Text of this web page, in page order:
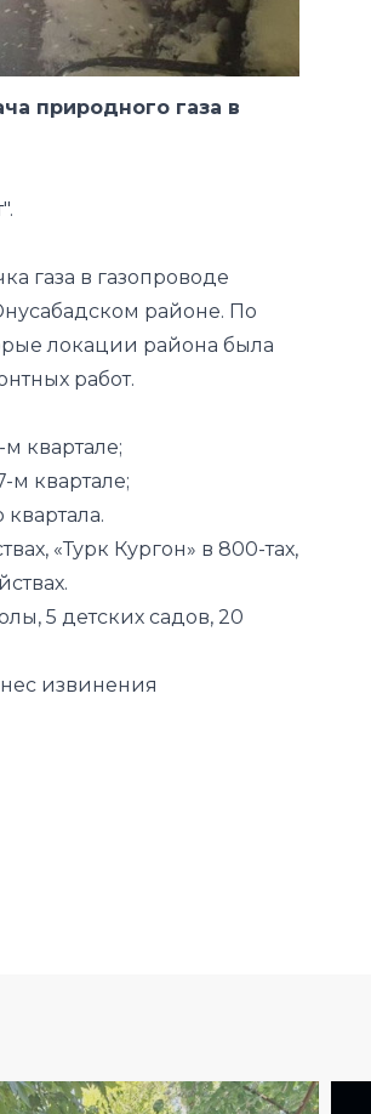
природного газа в
газа в газопроводе
районе. По
локации района была
работ.
квартале;
м квартале;
«Турк Кургон» в 800-тах,
5 детских садов, 20
извинения